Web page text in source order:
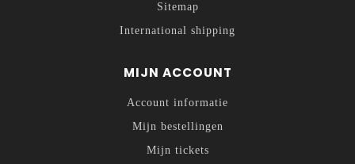
Sitemap
International shipping
MIJN ACCOUNT
Account informatie
Mijn bestellingen
Mijn tickets